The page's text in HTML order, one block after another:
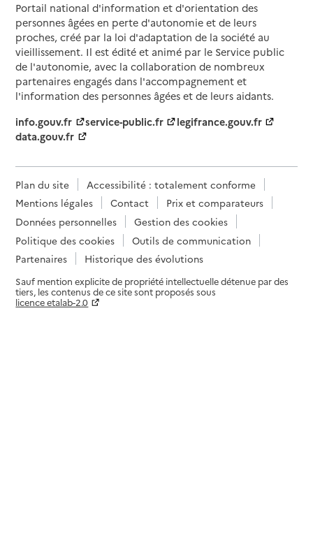
Portail national d'information et d'orientation des
personnes âgées en perte d'autonomie et de leurs
proches, créé par la loi d'adaptation de la société au
vieillissement. Il est édité et animé par le Service public
de l'autonomie, avec la collaboration de nombreux
partenaires engagés dans l'accompagnement et
l'information des personnes âgées et de leurs aidants.
info.gouv.fr
service-public.fr
legifrance.gouv.fr
data.gouv.fr
Plan du site
Accessibilité : totalement conforme
Mentions légales
Contact
Prix et comparateurs
Données personnelles
Gestion des cookies
Politique des cookies
Outils de communication
Partenaires
Historique des évolutions
Sauf mention explicite de propriété intellectuelle détenue par des
tiers, les contenus de ce site sont proposés sous
licence etalab-2.0